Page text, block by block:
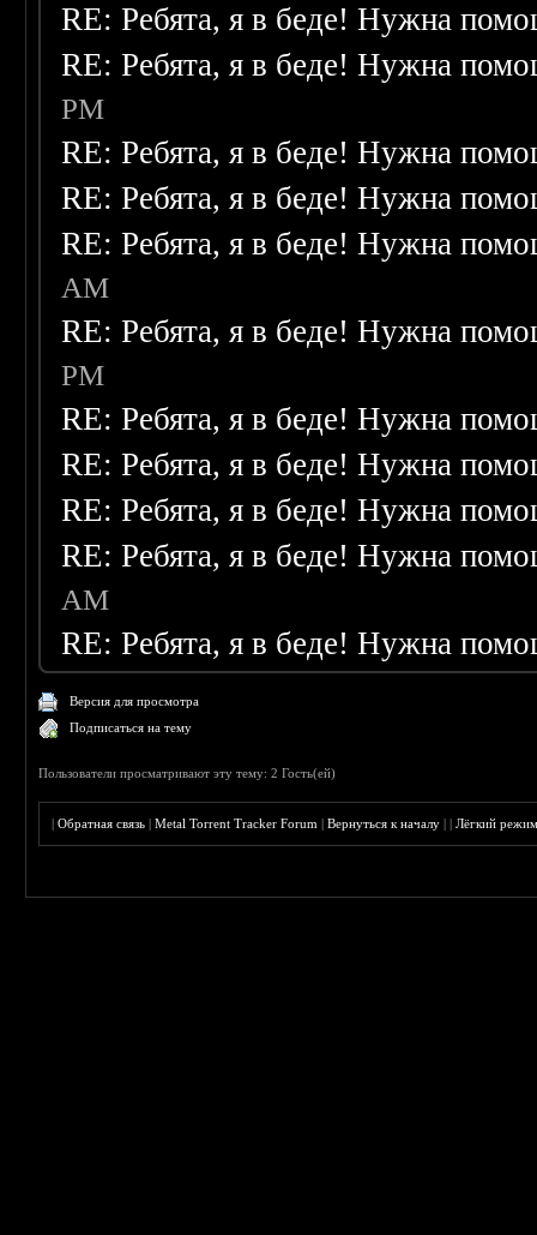
RE: Ребята, я в беде! Нужна
RE: Ребята, я в беде! Нужна
PM
RE: Ребята, я в беде! Нужна
RE: Ребята, я в беде! Нужна
RE: Ребята, я в беде! Нужна
AM
RE: Ребята, я в беде! Нужна
PM
RE: Ребята, я в беде! Нужна
RE: Ребята, я в беде! Нужна
RE: Ребята, я в беде! Нужна
RE: Ребята, я в беде! Нужна
AM
RE: Ребята, я в беде! Нужна
Версия для просмотра
Подписаться на тему
Пользователи просматривают эту тему: 2 Гость(ей)
|Обратная связь |Metal Torrent Tracker Forum |Вернуться к началу ||Лёгкий